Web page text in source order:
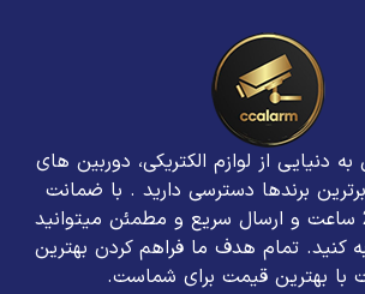
به دنیایی از لوازم الکتریکی، دوربین های
برند‌ها دسترسی دارید . با ضمانت
بازگشت کالا تا 24 ساعت و ارسال سریع و مطمئن میتوانید
کنید. تمام هدف ما فراهم کردن بهترین
با بهترین قیمت برای شماست.